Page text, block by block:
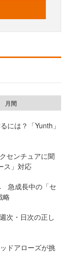
月間
には？「Yunth」
センチュアに聞
ス」対応
急成長中の「セ
略
次・日次の正し
ドアローズが挑